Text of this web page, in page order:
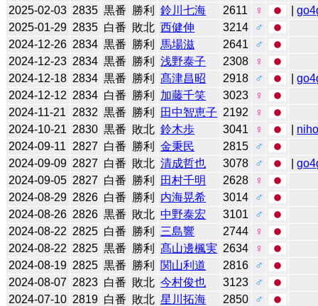
2025-02-03 2835 黒番 勝利 鈴川七海 2611 ♀ |
2025-01-29 2835 白番 敗北 西健伸 3214
♂
2024-12-26 2834 黒番 勝利 馬場滋 2641
♂
2024-12-23 2834 黒番 勝利 浅野泰子 2308
♀
2024-12-18 2834 黒番 勝利 髙津昌昭 2918 ♂ |
2024-12-12 2834 白番 勝利 加藤千笑 3023
♀
2024-11-21
2832 黒番 勝利 田中智恵子 2192
♀
2024-10-21 2830 黒番 敗北 鈴木歩 3041 ♀
2024-09-11
2827 白番 勝利 金秉民 2815
♂
2024-09-09 2827 白番 敗北 清成哲也 3078 ♂ |
2024-09-05 2827 白番 勝利 田村千明 2628
♀
2024-08-29 2826 白番 勝利 内海晃希 3014
♂
2024-08-26 2826 黒番 敗北 中野泰宏 3101
♂
2024-08-22 2825 白番 勝利 三島響 2744
♀
2024-08-22 2825 黒番 勝利 髙山邊楓実 2634
♀
2024-08-19 2825 黒番 勝利 関山利道 2816
♂
2024-08-07 2823 白番 敗北 今村俊也 3123
♂
2024-07-10 2819 白番 敗北 星川拓海 2850
♂